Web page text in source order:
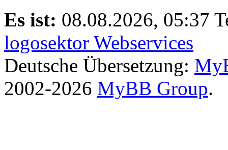
Es ist: 08.08.2026, 05:37
logosektor Webservices
Deutsche Übersetzung:
2002-2026 MyBB Group.